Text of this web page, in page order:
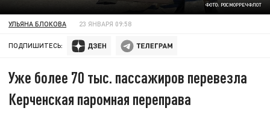
ФОТО: РОСМОРРЕЧФЛОТ
УЛЬЯНА БЛОКОВА 23 ЯНВАРЯ 09:58
ПОДПИШИТЕСЬ:
Уже более 70 тыс. пассажиров перевезла
Керченская паромная переправа